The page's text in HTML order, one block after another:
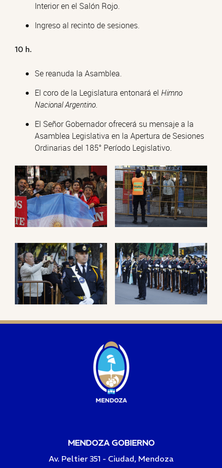
Interior en el Salón Rojo.
Ingreso al recinto de sesiones.
10 h.
Se reanuda la Asamblea.
El coro de la Legislatura entonará el Himno
Nacional Argentino.
El Señor Gobernador ofrecerá su mensaje a la
Asamblea Legislativa en la Apertura de Sesiones
Ordinarias del 185° Período Legislativo.
MENDOZA GOBIERNO
Av. Peltier 351 - Ciudad, Mendoza